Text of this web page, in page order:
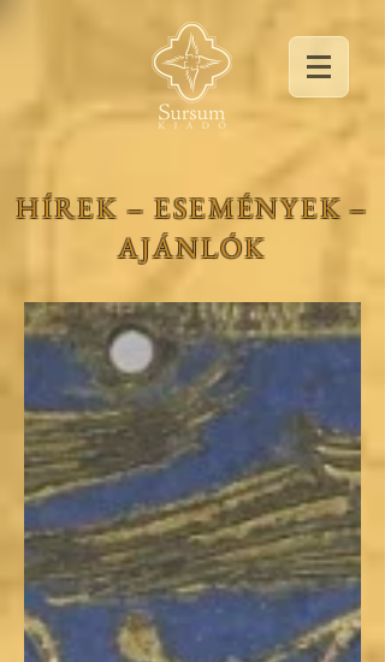
HÍREK ‒ ESEMÉNYEK ‒
AJÁNLÓK